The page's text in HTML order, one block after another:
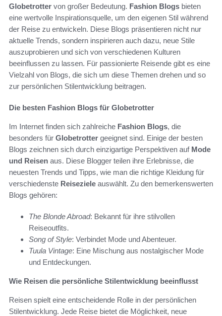
Globetrotter von großer Bedeutung. Fashion Blogs bieten
eine wertvolle Inspirationsquelle, um den eigenen Stil während
der Reise zu entwickeln. Diese Blogs präsentieren nicht nur
aktuelle Trends, sondern inspirieren auch dazu, neue Stile
auszuprobieren und sich von verschiedenen Kulturen
beeinflussen zu lassen. Für passionierte Reisende gibt es eine
Vielzahl von Blogs, die sich um diese Themen drehen und so
zur persönlichen Stilentwicklung beitragen.
Die besten Fashion Blogs für Globetrotter
Im Internet finden sich zahlreiche Fashion Blogs, die
besonders für Globetrotter geeignet sind. Einige der besten
Blogs zeichnen sich durch einzigartige Perspektiven auf Mode
und Reisen aus. Diese Blogger teilen ihre Erlebnisse, die
neuesten Trends und Tipps, wie man die richtige Kleidung für
verschiedenste Reiseziele auswählt. Zu den bemerkenswerten
Blogs gehören:
The Blonde Abroad: Bekannt für ihre stilvollen
Reiseoutfits.
Song of Style: Verbindet Mode und Abenteuer.
Tuula Vintage: Eine Mischung aus nostalgischer Mode
und Entdeckungen.
Wie Reisen die persönliche Stilentwicklung beeinflusst
Reisen spielt eine entscheidende Rolle in der persönlichen
Stilentwicklung. Jede Reise bietet die Möglichkeit, neue